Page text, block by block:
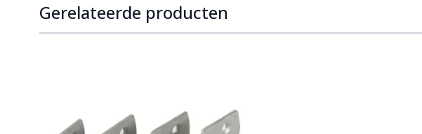
Gerelateerde producten